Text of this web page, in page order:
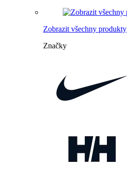
Zobrazit všechny produkty
Značky